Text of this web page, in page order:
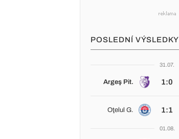
POSLEDNÍ VÝSLEDKY
31.07.
Argeş Pit. 1:0
Oţelul G. 1:1
01.08.